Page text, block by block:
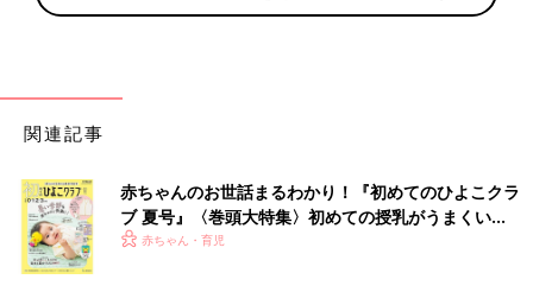
関連記事
赤ちゃんのお世話まるわかり！『初めてのひよこクラ
ブ 夏号』〈巻頭大特集〉初めての授乳がうまくい
く！ おっぱい・ミルクの基本と夏のトラブル 解決テ
赤ちゃん・育児